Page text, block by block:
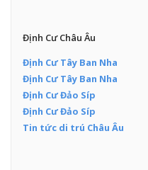
Định Cư Châu Âu
Định Cư Tây Ban Nha
Định Cư Tây Ban Nha
Định Cư Đảo Síp
Định Cư Đảo Síp
Tin tức di trú Châu Âu